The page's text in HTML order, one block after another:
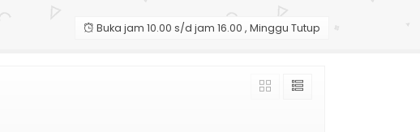
Buka jam 10.00 s/d jam 16.00 , Minggu Tutup